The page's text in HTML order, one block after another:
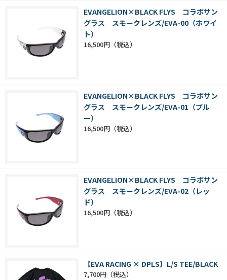
EVANGELION×BLACK FLYS コラボサン
グラス スモークレンズ/EVA-00（ホワイ
ト）
16,500円
EVANGELION×BLACK FLYS コラボサン
グラス スモークレンズ/EVA-01（ブル
ー）
16,500円
EVANGELION×BLACK FLYS コラボサン
グラス スモークレンズ/EVA-02（レッ
ド）
16,500円
【EVA RACING × DPLS】L/S TEE/BLACK
7,700円